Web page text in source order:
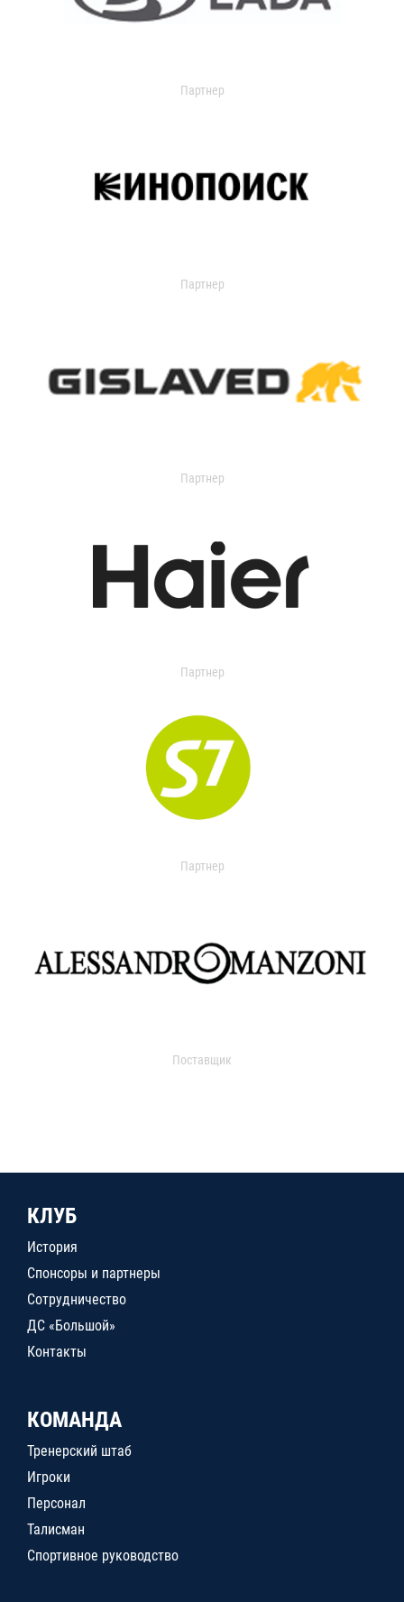
Партнер
Партнер
Партнер
Партнер
Партнер
Поставщик
КЛУБ
История
Спонсоры и партнеры
Сотрудничество
ДС «Большой»
Контакты
КОМАНДА
Тренерский штаб
Игроки
Персонал
Талисман
Спортивное руководство